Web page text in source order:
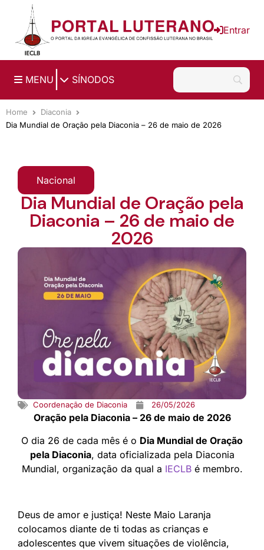
Ir para o conteúdo principal
Entrar
MENU SÍNODOS
Home
Diaconia
Dia Mundial de Oração pela Diaconia – 26 de maio de 2026
Nacional
Dia Mundial de Oração pela
Diaconia – 26 de maio de
2026
Coordenação de Diaconia 26/05/2026
Oração pela Diaconia – 26 de maio de 2026
O dia 26 de cada mês é o Dia Mundial de Oração
pela Diaconia, data oficializada pela Diaconia
Mundial, organização da qual a IECLBé membro.
Deus de amor e justiça! Neste Maio Laranja
colocamos diante de ti todas as crianças e
adolescentes que vivem situações de violência,